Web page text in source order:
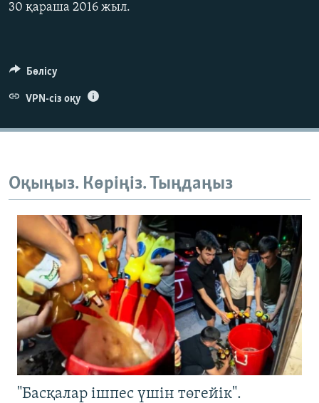
30 қараша 2016 жыл.
Бөлісу
VPN-сіз оқу
Оқыңыз. Көріңіз. Тыңдаңыз
"Басқалар ішпес үшін төгейік".